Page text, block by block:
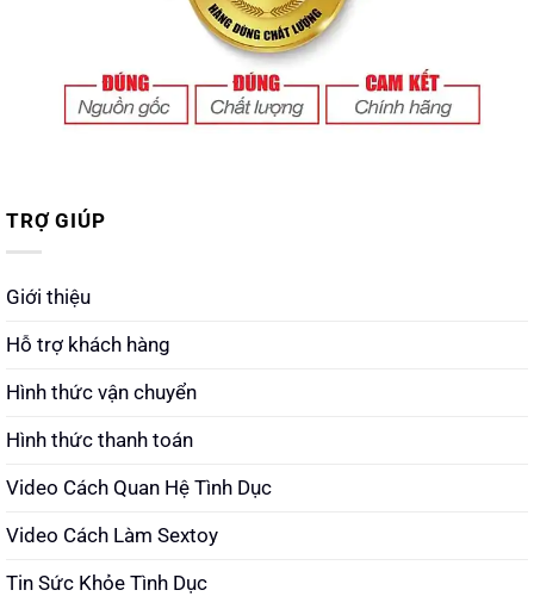
TRỢ GIÚP
Giới thiệu
Hỗ trợ khách hàng
Hình thức vận chuyển
Hình thức thanh toán
Video Cách Quan Hệ Tình Dục
Video Cách Làm Sextoy
Tin Sức Khỏe Tình Dục